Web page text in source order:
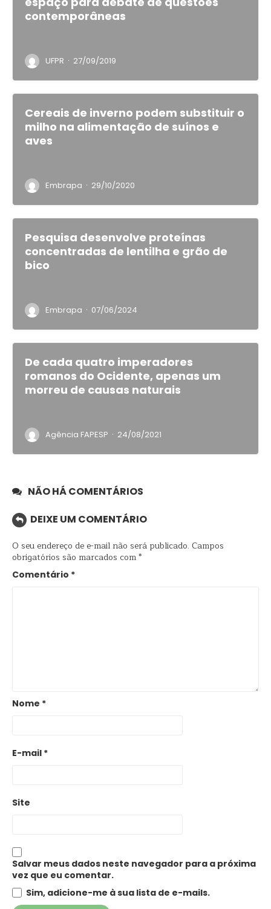
contemporâneas
UFPR · 27/09/2019
Cereais de inverno podem substituir o
milho na alimentação de suínos e
aves
Embrapa · 29/10/2020
Pesquisa desenvolve proteínas
concentradas de lentilha e grão de
bico
Embrapa · 07/06/2024
De cada quatro imperadores
romanos do Ocidente, apenas um
morreu de causas naturais
Agência FAPESP · 24/08/2021
NÃO HÁ COMENTÁRIOS
DEIXE UM COMENTÁRIO
O seu endereço de e-mail não será publicado. Campos
obrigatórios são marcados com*
Comentário *
Nome *
E-mail *
Site
Salvar meus dados neste navegador para a próxima
vez que eu comentar.
Sim, adicione-me à sua lista de e-mails.